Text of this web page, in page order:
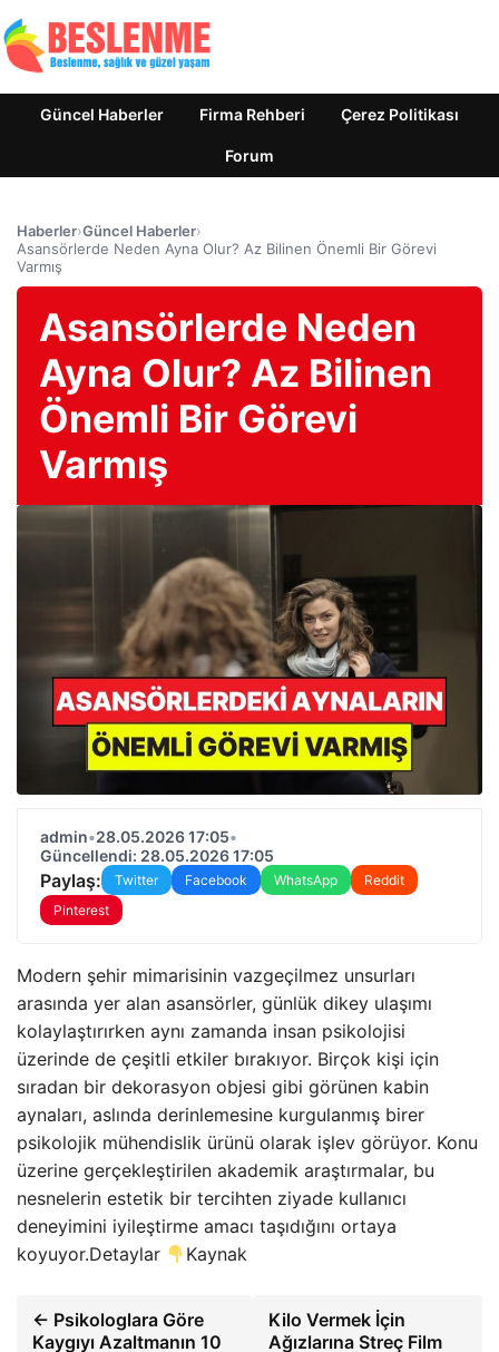
Güncel Haberler Firma Rehberi Çerez Politikası
Forum
Haberler›Güncel Haberler›
Asansörlerde Neden Ayna Olur? Az Bilinen Önemli Bir Görevi
Varmış
Asansörlerde Neden
Ayna Olur? Az Bilinen
Önemli Bir Görevi
Varmış
admin•28.05.2026 17:05•
Güncellendi: 28.05.2026 17:05
Paylaş: Twitter Facebook WhatsApp
Reddit
Pinterest
Modern şehir mimarisinin vazgeçilmez unsurları
arasında yer alan asansörler, günlük dikey ulaşımı
kolaylaştırırken aynı zamanda insan psikolojisi
üzerinde de çeşitli etkiler bırakıyor. Birçok kişi için
sıradan bir dekorasyon objesi gibi görünen kabin
aynaları, aslında derinlemesine kurgulanmış birer
psikolojik mühendislik ürünü olarak işlev görüyor. Konu
üzerine gerçekleştirilen akademik araştırmalar, bu
nesnelerin estetik bir tercihten ziyade kullanıcı
deneyimini iyileştirme amacı taşıdığını ortaya
koyuyor.Detaylar
Kaynak
← Psikologlara Göre
Kaygıyı Azaltmanın 10
Kilo Vermek İçin
Ağızlarına Streç Film